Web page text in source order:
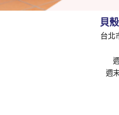
貝
台北
週